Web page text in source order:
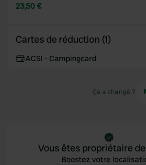
23,50 €
Cartes de réduction (1)
ACSI - Campingcard
Ça a changé ?
Vous êtes propriétaire
Boostez votre